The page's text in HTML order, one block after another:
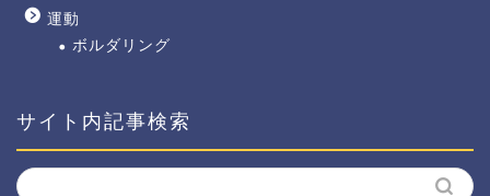
運動
ボルダリング
サイト内記事検索